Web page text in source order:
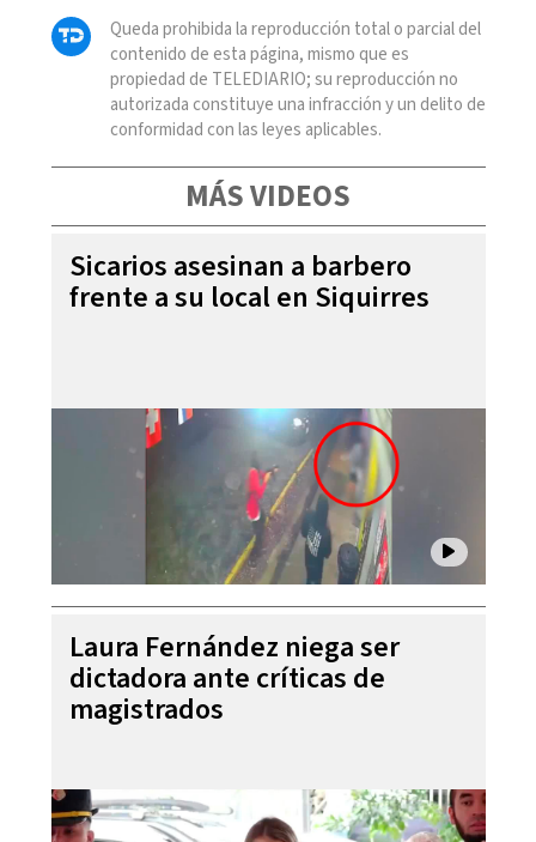
Queda prohibida la reproducción total o parcial del
contenido de esta página, mismo que es
propiedad de TELEDIARIO; su reproducción no
autorizada constituye una infracción y un delito de
conformidad con las leyes aplicables.
MÁS VIDEOS
Sicarios asesinan a barbero
frente a su local en Siquirres
Laura Fernández niega ser
dictadora ante críticas de
magistrados